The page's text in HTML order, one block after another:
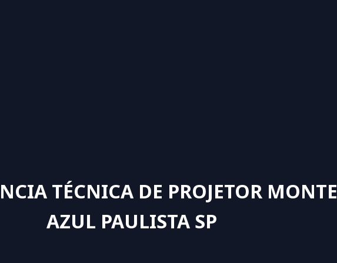
TÉCNICA DE PROJETOR MONTE
AZUL PAULISTA SP